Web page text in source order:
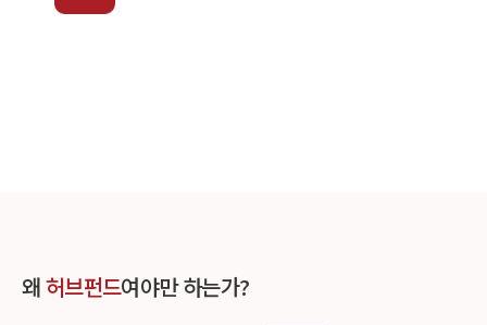
왜허브펀드여야만 하는가?